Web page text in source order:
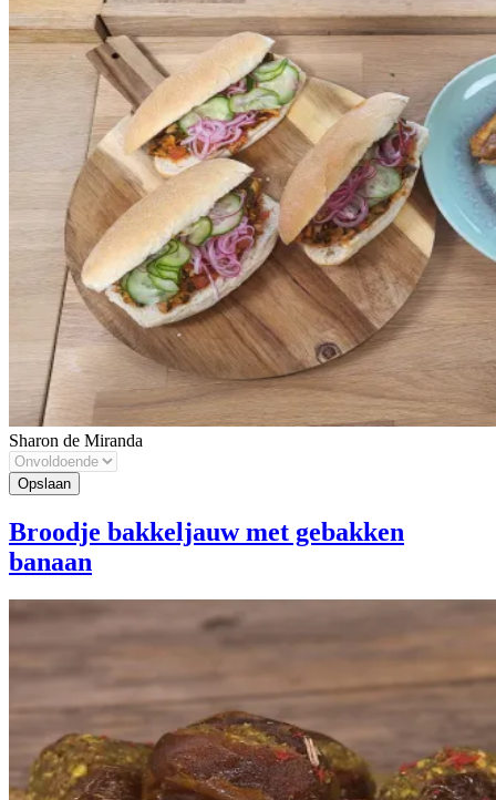
Sharon de Miranda
Broodje bakkeljauw met gebakken
banaan